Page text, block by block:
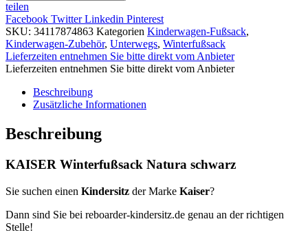
teilen
Facebook TwitterLinkedin Pinterest
SKU: 34117874863 Kategorien Kinderwagen-Fußsack,
Kinderwagen-Zubehör, Unterwegs, Winterfußsack
Lieferzeiten entnehmen Sie bitte direkt vom Anbieter
Lieferzeiten entnehmen Sie bitte direkt vom Anbieter
Beschreibung
Zusätzliche Informationen
Beschreibung
KAISER Winterfußsack Natura schwarz
Sie suchen einen Kindersitz der Marke Kaiser?
Dann sind Sie bei reboarder-kindersitz.de genau an der richtigen
Stelle!